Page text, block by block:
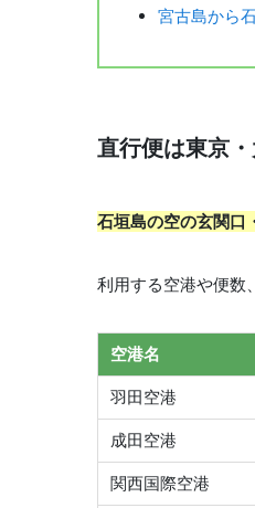
宮古島から
直行便は東京
石垣島の空の玄関口
利用する空港や便数
空港名
羽田空港
成田空港
関西国際空港